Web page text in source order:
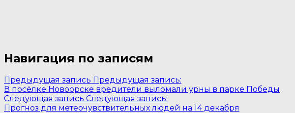
Навигация по записям
Предыдущая запись Предыдущая запись:
В посёлке Новоорске вредители выломали урны в парке Победы
Следующая запись Следующая запись:
Прогноз для метеочувствительных людей на 14 декабря